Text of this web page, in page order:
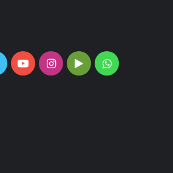
TwitterYouTubeInstagram
GoogleWhatsApp